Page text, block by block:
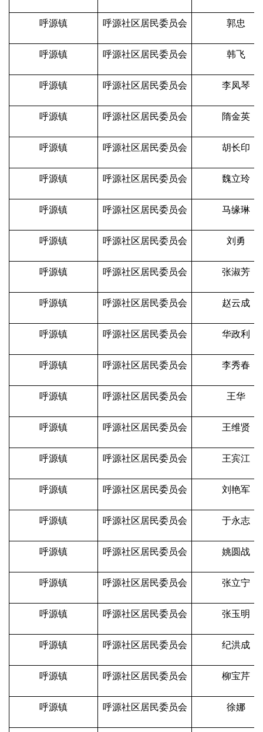
呼源镇 呼源社区居民委员会 郭忠
呼源镇 呼源社区居民委员会 韩飞
呼源镇 呼源社区居民委员会 李凤琴
呼源镇 呼源社区居民委员会 隋金英
呼源镇 呼源社区居民委员会 胡长印
呼源镇 呼源社区居民委员会 魏立玲
呼源镇 呼源社区居民委员会 马缘琳
呼源镇 呼源社区居民委员会 刘勇
呼源镇 呼源社区居民委员会 张淑芳
呼源镇 呼源社区居民委员会 赵云成
呼源镇 呼源社区居民委员会 华政利
呼源镇 呼源社区居民委员会 李秀春
呼源镇 呼源社区居民委员会 王华
呼源镇 呼源社区居民委员会 王维贤
呼源镇 呼源社区居民委员会 王宾江
呼源镇 呼源社区居民委员会 刘艳军
呼源镇 呼源社区居民委员会 于永志
呼源镇 呼源社区居民委员会 姚圆战
呼源镇 呼源社区居民委员会 张立宁
呼源镇 呼源社区居民委员会 张玉明
呼源镇 呼源社区居民委员会 纪洪成
呼源镇 呼源社区居民委员会 柳宝芹
呼源镇 呼源社区居民委员会 徐娜